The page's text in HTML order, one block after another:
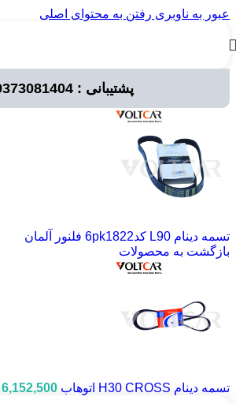
عبور به ناوبری رفتن به محتوای اصلی
پشتیبانی : 09373081404قطعات خودرو/ لوازم مصرفی خودرو/
تسمه دینام L90 کد6pk1822 فلنور آلمان
بازگشت به محصولات
تسمه دینام H30 CROSS اتوهاب 6,152,500